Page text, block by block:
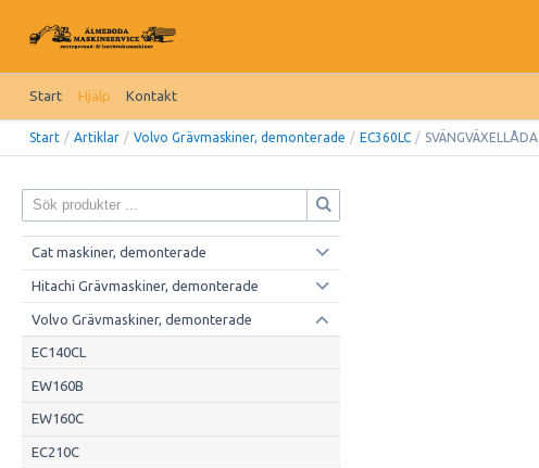
Start Hjälp Kontakt
Start / Artiklar / Volvo Grävmaskiner, demonterade / EC360LC / SVÄNGVÄXELLÅDA
Cat maskiner, demonterade
Hitachi Grävmaskiner, demonterade
Volvo Grävmaskiner, demonterade
EC140CL
EW160B
EW160C
EC210C